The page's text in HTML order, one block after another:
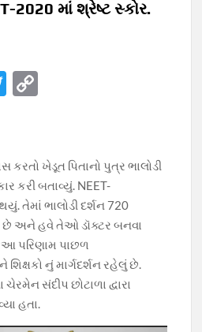
2020 માં શ્રેષ્ટ સ્કોર.
T
er y
Li
n
k
ખેડૂત પિતાનો પુત્ર ભાલોડી
કરી બતાવ્યું. NEET-
તેમાં ભાલોડી દર્શન 720
છે અને હવે તેઓ ડૉક્ટર બનવા
આ પરિણામ પાછળ
નું માર્ગદર્શન રહેલું છે.
સંદીપ છોટાળા દ્વારા
હતા.